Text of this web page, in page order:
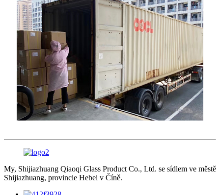
My, Shijiazhuang Qiaoqi Glass Product Co., Ltd. se sídlem ve městě
Shijiazhuang, provincie Hebei v Číně.